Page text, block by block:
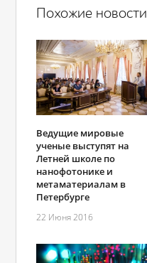
Похожие новости
Ведущие мировые
ученые выступят на
Летней школе по
нанофотонике и
метаматериалам в
Петербурге
22 Июня 2016